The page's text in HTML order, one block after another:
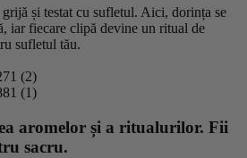
grijă și testat cu sufletul. Aici, dorința se
iar fiecare clipă devine un ritual de
sufletul tău.
aromelor și a ritualurilor. Fii
sacru.